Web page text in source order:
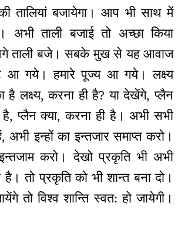
तालियां बजायेगा। आप भी साथ में
अभी ताली बजाई तो अच्छा किया
ताली बजे। सबके मुख से यह आवाज
आ गये। हमारे पूज्य आ गये। लक्ष्य
है लक्ष्य, करना ही है? या देखेंगे, प्लैन
है, प्लैन क्या, करना ही है। अभी सभी
इन्हों का इन्तजार समाप्त करो।
करो। देखो प्रकृति भी अभी
है। तो प्रकृति को भी शान्त बना दो।
तो विश्व शान्ति स्वत: हो जायेगी।